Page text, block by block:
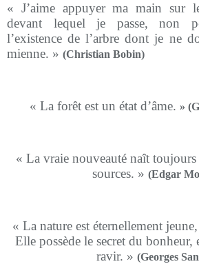
« J’aime appuyer ma main sur
devant lequel je passe, non
l’existence de l’arbre dont je ne
mienne. » (Christian Bobin)
« La forêt est un état d’âme. »
« La vraie nouveauté naît
sources. » (Edgar
« La nature est éternellement
Elle possède le secret du bonheur,
ravir. » (Georges